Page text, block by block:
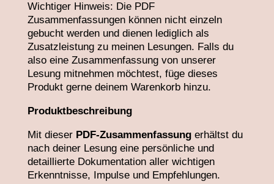
Wichtiger Hinweis: Die PDF
Zusammenfassungen können nicht einzeln
gebucht werden und dienen lediglich als
Zusatzleistung zu meinen Lesungen. Falls du
also eine Zusammenfassung von unserer
Lesung mitnehmen möchtest, füge dieses
Produkt gerne deinem Warenkorb hinzu.
Produktbeschreibung
Mit dieser PDF-Zusammenfassungerhältst du
nach deiner Lesung eine persönliche und
detaillierte Dokumentation aller wichtigen
Erkenntnisse, Impulse und Empfehlungen.